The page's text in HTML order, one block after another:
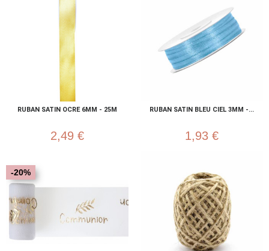
RUBAN SATIN OCRE 6MM - 25M
2,49 €
RUBAN SATIN BLEU CIEL 3MM -...
1,93 €
-20%